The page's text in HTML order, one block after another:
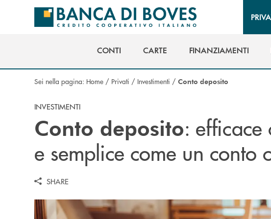
Salta al contenuto principale
CONTI
CARTE
FINANZIAMENTI
Sei nella pagina: Home / Privati / Investimenti / Conto deposito
INVESTIMENTI
Conto deposito: efficace
e semplice come un conto
SHARE